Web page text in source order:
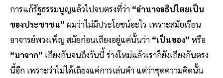
การแก้รัฐธรรมนูญแล้วไปจบตรงที่ว่า “อำนาจอธิปไตยเป็น
ของประชาชน” ผมว่าไม่มีประโยชน์อะไร เพราะสมัยเรียน
อาจารย์พวงเพ็ญ สมัยก่อนเถียงอยู่แค่นั้นว่า “เป็นของ” หรือ
“มาจาก” เถียงกันจนถึงวันนี้ ร่างใหม่แล้วเราก็ยังเถียงกันตรง
นี้อีก เพราะว่าไม่ได้เถียงแค่การเล่นคำ แต่ว่าชุดความคิดนั้น